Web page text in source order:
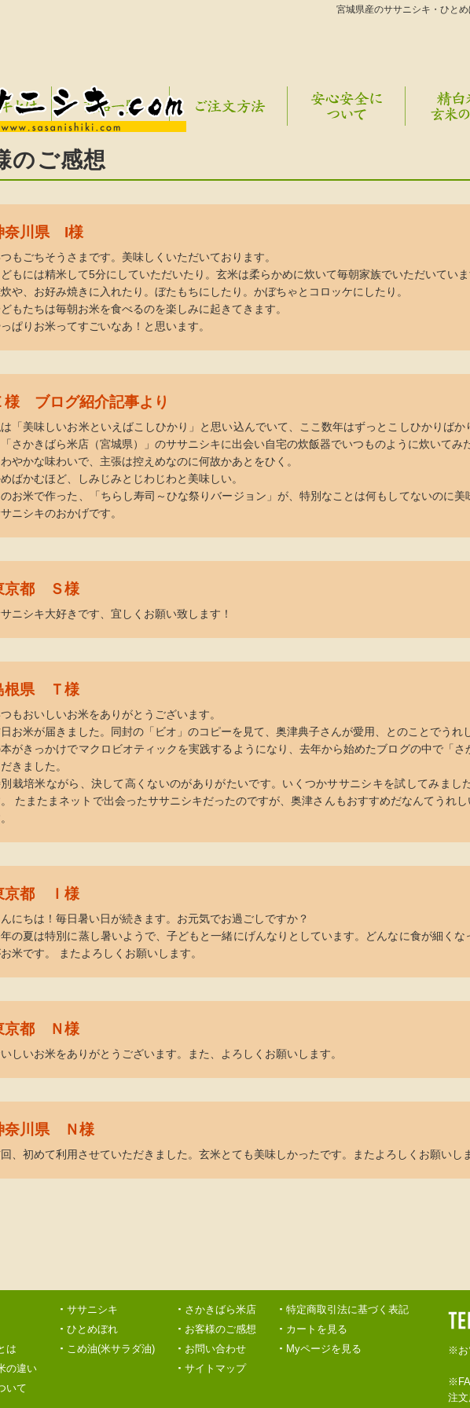
宮城県産のササニシキ・ひと
商品一覧 ご注文方法
のご感想
奈川県 I様
もごちそうさまです。美味しくいただいております。
どもには精米して5分にしていただいたり。玄米は柔らかめに炊いて毎朝家族でいただいていま
や、お好み焼きに入れたり。ぼたもちにしたり。かぼちゃとコロッケにしたり。
もたちは毎朝お米を食べるのを楽しみに起きてきます。
ぱりお米ってすごいなあ！と思います。
様 ブログ紹介記事より
「美味しいお米といえばこしひかり」と思い込んでいて、ここ数年はずっとこしひかりば
「さかきばら米店（宮城県）」のササニシキに出会い自宅の炊飯器でいつものように炊いてみ
わやかな味わいで、主張は控えめなのに何故かあとをひく。
ばかむほど、しみじみとじわじわと美味しい。
のお米で作った、「ちらし寿司～ひな祭りバージョン」が、特別なことは何もしてないのに
ニシキのおかげです。
京都 Ｓ様
ニシキ大好きです、宜しくお願い致します！
根県 Ｔ様
もおいしいお米をありがとうございます。
お米が届きました。同封の「ビオ」のコピーを見て、奥津典子さんが愛用、とのことでうれ
がきっかけでマクロビオティックを実践するようになり、去年から始めたブログの中で「
きました。
栽培米ながら、決して高くないのがありがたいです。いくつかササニシキを試してみまし
たまたまネットで出会ったササニシキだったのですが、奥津さんもおすすめだなんてうれ
京都 Ｉ様
んにちは！毎日暑い日が続きます。お元気でお過ごしですか？
の夏は特別に蒸し暑いようで、子どもと一緒にげんなりとしています。どんなに食が細く
米です。 またよろしくお願いします。
京都 Ｎ様
しいお米をありがとうございます。また、よろしくお願いします。
奈川県 Ｎ様
、初めて利用させていただきました。玄米とても美味しかったです。またよろしくお願いし
は
の違い
いて
ササニシキ
ひとめぼれ
こめ油(米サラダ油)
さかきばら米店
お客様のご感想
お問い合わせ
サイトマップ
特定商取引法に基づく表記
カートを見る
Myページを見る
※お
注